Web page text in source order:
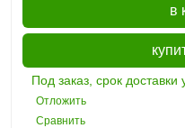
в
Под заказ, срок доставки
Отложить
Сравнить